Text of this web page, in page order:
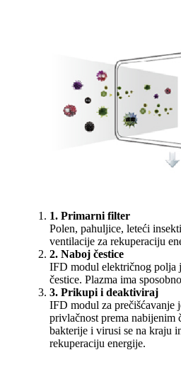
1. Primarni filter
Polen, pahuljice, leteći
ventilacije za rekuperaciju
2. Naboj čestice
IFD modul električnog polja
čestice. Plazma ima
3. Prikupi i deaktiviraj
IFD modul za prečišćavanje
privlačnost prema nabijenim
bakterije i virusi se na kraju
rekuperaciju energije.